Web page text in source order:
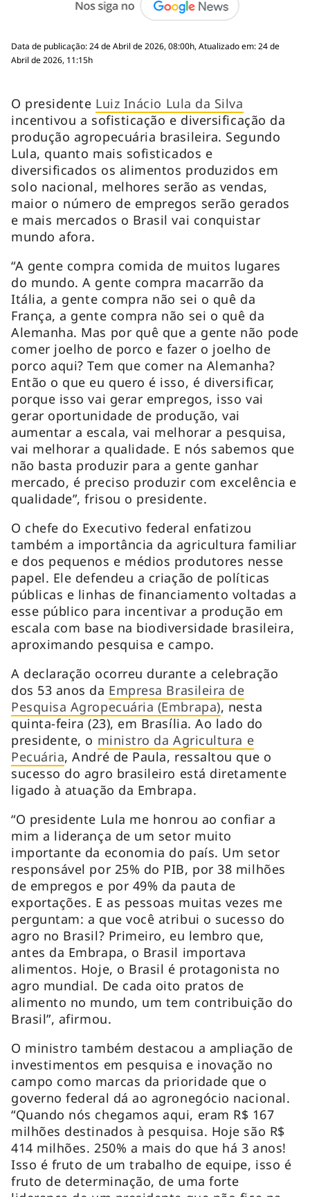
Data de publicação: 24 de Abril de 2026, 08:00h, Atualizado em: 24 de
Abril de 2026, 11:15h
O presidente Luiz Inácio Lula da Silva
incentivou a sofisticação e diversificação da
produção agropecuária brasileira. Segundo
Lula, quanto mais sofisticados e
diversificados os alimentos produzidos em
solo nacional, melhores serão as vendas,
maior o número de empregos serão gerados
e mais mercados o Brasil vai conquistar
mundo afora.
“A gente compra comida de muitos lugares
do mundo. A gente compra macarrão da
Itália, a gente compra não sei o quê da
França, a gente compra não sei o quê da
Alemanha. Mas por quê que a gente não pode
comer joelho de porco e fazer o joelho de
porco aqui? Tem que comer na Alemanha?
Então o que eu quero é isso, é diversificar,
porque isso vai gerar empregos, isso vai
gerar oportunidade de produção, vai
aumentar a escala, vai melhorar a pesquisa,
vai melhorar a qualidade. E nós sabemos que
não basta produzir para a gente ganhar
mercado, é preciso produzir com excelência e
qualidade”, frisou o presidente.
O chefe do Executivo federal enfatizou
também a importância da agricultura familiar
e dos pequenos e médios produtores nesse
papel. Ele defendeu a criação de políticas
públicas e linhas de financiamento voltadas a
esse público para incentivar a produção em
escala com base na biodiversidade brasileira,
aproximando pesquisa e campo.
A declaração ocorreu durante a celebração
dos 53 anos da Empresa Brasileira de
Pesquisa Agropecuária (Embrapa), nesta
quinta-feira (23), em Brasília. Ao lado do
presidente, o ministro da Agricultura e
Pecuária, André de Paula, ressaltou que o
sucesso do agro brasileiro está diretamente
ligado à atuação da Embrapa.
“O presidente Lula me honrou ao confiar a
mim a liderança de um setor muito
importante da economia do país. Um setor
responsável por 25% do PIB, por 38 milhões
de empregos e por 49% da pauta de
exportações. E as pessoas muitas vezes me
perguntam: a que você atribui o sucesso do
agro no Brasil? Primeiro, eu lembro que,
antes da Embrapa, o Brasil importava
alimentos. Hoje, o Brasil é protagonista no
agro mundial. De cada oito pratos de
alimento no mundo, um tem contribuição do
Brasil”, afirmou.
O ministro também destacou a ampliação de
investimentos em pesquisa e inovação no
campo como marcas da prioridade que o
governo federal dá ao agronegócio nacional.
“Quando nós chegamos aqui, eram R$ 167
milhões destinados à pesquisa. Hoje são R$
414 milhões. 250% a mais do que há 3 anos!
Isso é fruto de um trabalho de equipe, isso é
fruto de determinação, de uma forte